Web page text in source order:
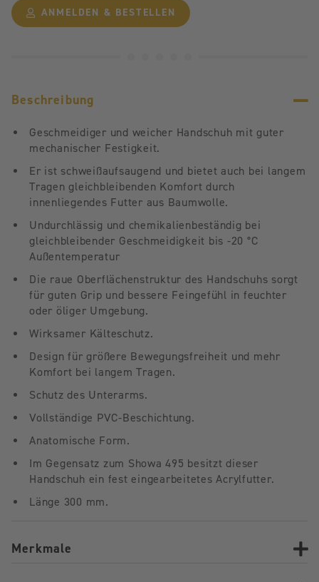
ANMELDEN & BESTELLEN
Beschreibung
Geschmeidiger und weicher Handschuh mit guter
mechanischer Festigkeit.
Er ist schweißaufsaugend und bietet auch bei langem
Tragen gleichbleibenden Komfort durch
innenliegendes Futter aus Baumwolle.
Undurchlässig und chemikalienbeständig bei
gleichbleibender Geschmeidigkeit bis -20 °C
Außentemperatur
Die raue Oberflächenstruktur des Handschuhs sorgt
für guten Grip und bessere Feingefühl in feuchter
oder öliger Umgebung.
Wirksamer Kälteschutz.
Design für größere Bewegungsfreiheit und mehr
Komfort bei langem Tragen.
Schutz des Unterarms.
Vollständige PVC-Beschichtung.
Anatomische Form.
Im Gegensatz zum Showa 495 besitzt dieser
Handschuh ein fest eingearbeitetes Acrylfutter.
Länge 300 mm.
Merkmale